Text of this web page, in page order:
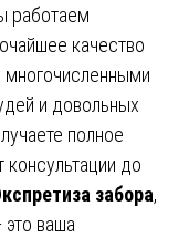
работаем
качество
многочисленными
и довольных
полное
до
забора,
ваша